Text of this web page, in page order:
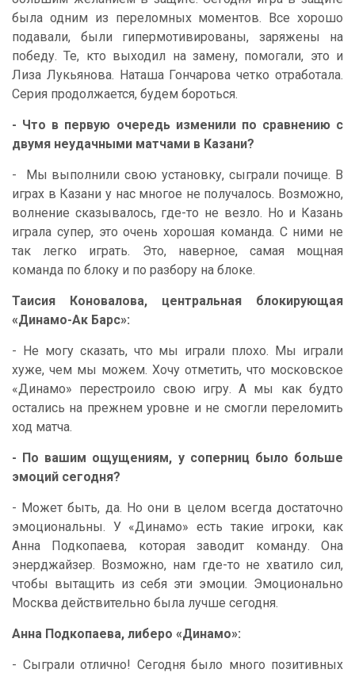
была одним из переломных моментов. Все хорошо
подавали, были гипермотивированы, заряжены на
победу. Те, кто выходил на замену, помогали, это и
Лиза Лукьянова. Наташа Гончарова четко отработала.
Серия продолжается, будем бороться.
- Что в первую очередь изменили по сравнению с
двумя неудачными матчами в Казани?
- Мы выполнили свою установку, сыграли почище. В
играх в Казани у нас многое не получалось. Возможно,
волнение сказывалось, где-то не везло. Но и Казань
играла супер, это очень хорошая команда. С ними не
так легко играть. Это, наверное, самая мощная
команда по блоку и по разбору на блоке.
Таисия Коновалова, центральная блокирующая
«Динамо-Ак Барс»:
- Не могу сказать, что мы играли плохо. Мы играли
хуже, чем мы можем. Хочу отметить, что московское
«Динамо» перестроило свою игру. А мы как будто
остались на прежнем уровне и не смогли переломить
ход матча.
- По вашим ощущениям, у соперниц было больше
эмоций сегодня?
- Может быть, да. Но они в целом всегда достаточно
эмоциональны. У «Динамо» есть такие игроки, как
Анна Подкопаева, которая заводит команду. Она
энерджайзер. Возможно, нам где-то не хватило сил,
чтобы вытащить из себя эти эмоции. Эмоционально
Москва действительно была лучше сегодня.
Анна Подкопаева, либеро «Динамо»:
- Сыграли отлично! Сегодня было много позитивных